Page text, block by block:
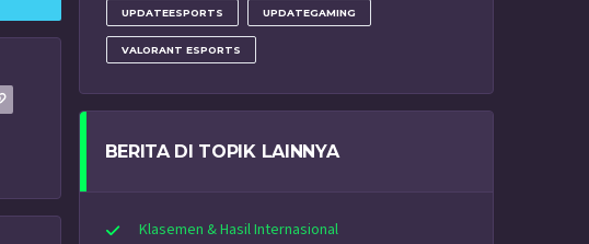
UPDATEESPORTS UPDATEGAMING
VALORANT ESPORTS
BERITA DI TOPIK LAINNYA
Klasemen & Hasil Internasional